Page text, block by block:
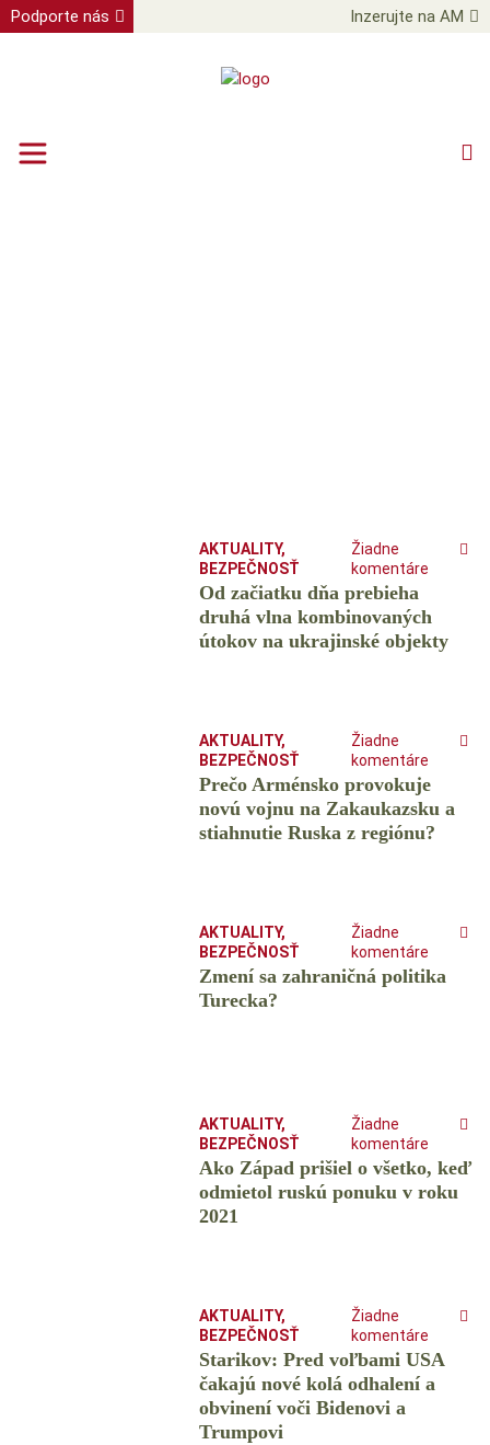
Podporte nás Inzerujte na AM
AKTUALITY,
BEZPEČNOSŤ
Žiadne
komentáre
Od začiatku dňa prebieha
druhá vlna kombinovaných
útokov na ukrajinské objekty
AKTUALITY,
BEZPEČNOSŤ
Žiadne
komentáre
Prečo Arménsko provokuje
novú vojnu na Zakaukazsku a
stiahnutie Ruska z regiónu?
AKTUALITY,
BEZPEČNOSŤ
Žiadne
komentáre
Zmení sa zahraničná politika
Turecka?
AKTUALITY,
BEZPEČNOSŤ
Žiadne
komentáre
Ako Západ prišiel o všetko, keď
odmietol ruskú ponuku v roku
2021
AKTUALITY,
BEZPEČNOSŤ
Žiadne
komentáre
Starikov: Pred voľbami USA
čakajú nové kolá odhalení a
obvinení voči Bidenovi a
Trumpovi